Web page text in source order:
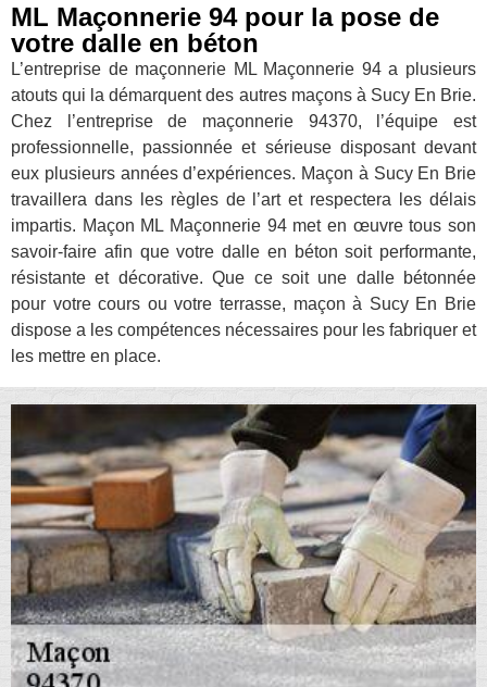
ML Maçonnerie 94 pour la pose de
votre dalle en béton
L’entreprise de maçonnerie ML Maçonnerie 94 a plusieurs
atouts qui la démarquent des autres maçons à Sucy En Brie.
Chez l’entreprise de maçonnerie 94370, l’équipe est
professionnelle, passionnée et sérieuse disposant devant
eux plusieurs années d’expériences. Maçon à Sucy En Brie
travaillera dans les règles de l’art et respectera les délais
impartis. Maçon ML Maçonnerie 94 met en œuvre tous son
savoir-faire afin que votre dalle en béton soit performante,
résistante et décorative. Que ce soit une dalle bétonnée
pour votre cours ou votre terrasse, maçon à Sucy En Brie
dispose a les compétences nécessaires pour les fabriquer et
les mettre en place.